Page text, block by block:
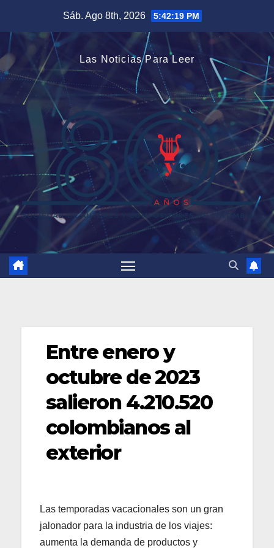
contenido
Sáb. Ago 8th, 2026 5:42:20 PM
Las Noticias Para Leer
Entre enero y
octubre de 2023
salieron 4.210.520
colombianos al
exterior
Las temporadas vacacionales son un gran
jalonador para la industria de los viajes:
aumenta la demanda de productos y